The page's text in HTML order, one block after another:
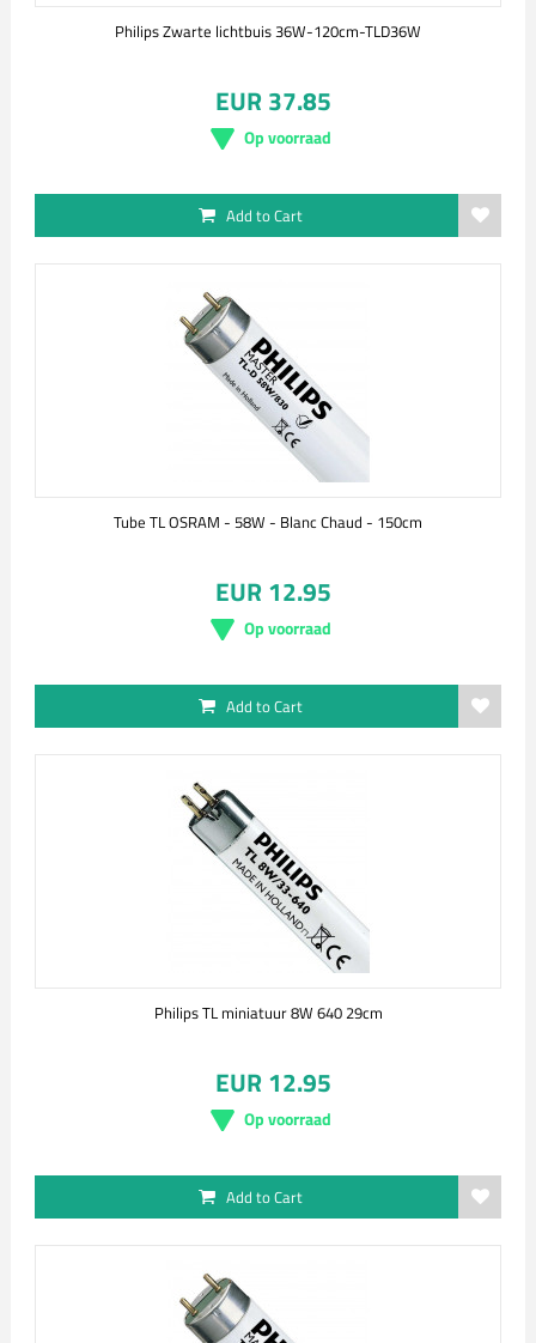
Philips Zwarte lichtbuis 36W-120cm-TLD36W
EUR 37.85
Op voorraad
Add to Cart
Tube TL OSRAM - 58W - Blanc Chaud - 150cm
EUR 12.95
Op voorraad
Add to Cart
Philips TL miniatuur 8W 640 29cm
EUR 12.95
Op voorraad
Add to Cart